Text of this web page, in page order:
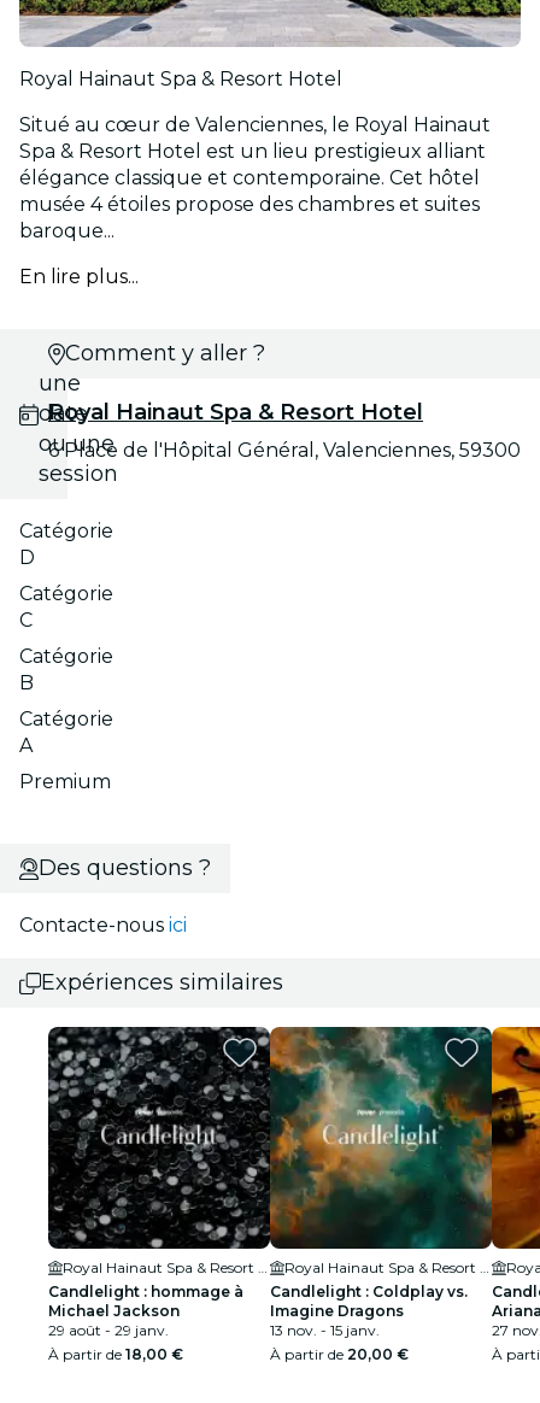
Royal Hainaut Spa & Resort Hotel
Situé au cœur de Valenciennes, le Royal Hainaut
Spa & Resort Hotel est un lieu prestigieux alliant
élégance classique et contemporaine. Cet hôtel
musée 4 étoiles propose des chambres et suites
baroque...
En lire plus...
Choisis
une
date
ou une
session
Catégorie
D
Catégorie
C
Catégorie
B
Catégorie
A
Premium
Comment y aller ?
Royal Hainaut Spa & Resort Hotel
6 Place de l'Hôpital Général, Valenciennes, 59300
Des questions ?
Contacte-nous ici
Expériences similaires
Royal Hainaut Spa & Resort Hotel
Candlelight : hommage à
Michael Jackson
29 août - 29 janv.
À partir de 18,00 €
Royal Hainaut Spa & Resort Hotel
Candlelight : Coldplay vs.
Imagine Dragons
13 nov. - 15 janv.
À partir de 20,00 €
27
À